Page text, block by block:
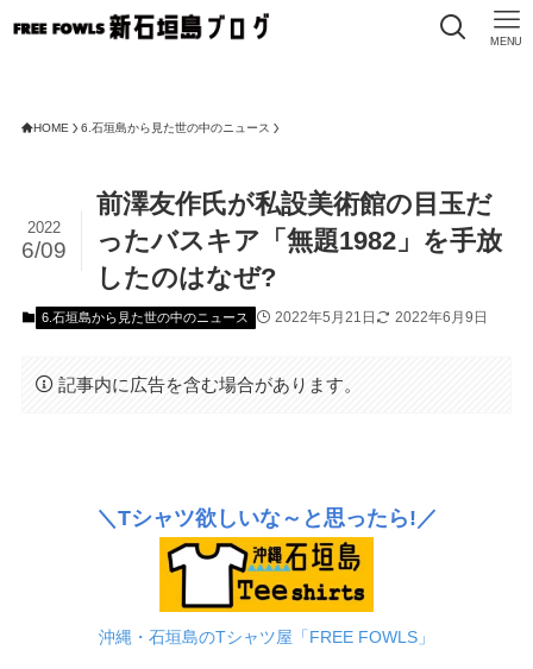
MENU
HOME 6.石垣島から見た世の中のニュース
前澤友作氏が私設美術館の目玉だ
ったバスキア「無題1982」を手放
したのはなぜ?
2022
6/09
6.石垣島から見た世の中のニュース 2022年5月21日 2022年6月9日
記事内に広告を含む場合があります。
＼Tシャツ欲しいな～と思ったら!／
沖縄・石垣島のTシャツ屋「FREE FOWLS」